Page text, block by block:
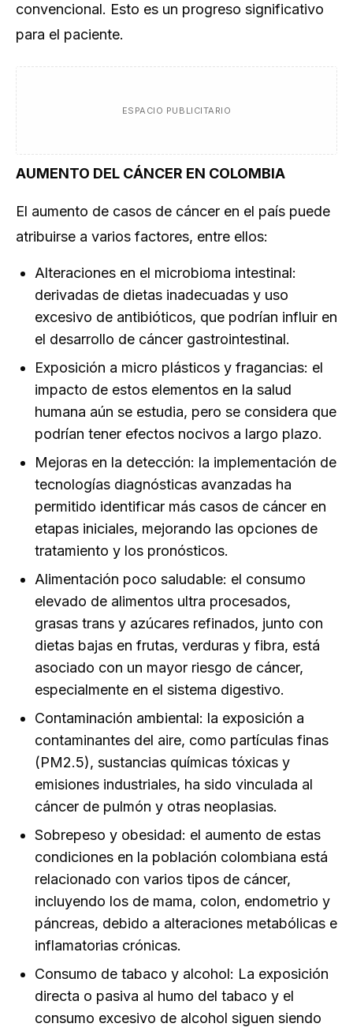
convencional. Esto es un progreso significativo
para el paciente.
ESPACIO PUBLICITARIO
AUMENTO DEL CÁNCER EN COLOMBIA
El aumento de casos de cáncer en el país puede
atribuirse a varios factores, entre ellos:
Alteraciones en el microbioma intestinal:
derivadas de dietas inadecuadas y uso
excesivo de antibióticos, que podrían influir en
el desarrollo de cáncer gastrointestinal.
Exposición a micro plásticos y fragancias: el
impacto de estos elementos en la salud
humana aún se estudia, pero se considera que
podrían tener efectos nocivos a largo plazo.
Mejoras en la detección: la implementación de
tecnologías diagnósticas avanzadas ha
permitido identificar más casos de cáncer en
etapas iniciales, mejorando las opciones de
tratamiento y los pronósticos.
Alimentación poco saludable: el consumo
elevado de alimentos ultra procesados,
grasas trans y azúcares refinados, junto con
dietas bajas en frutas, verduras y fibra, está
asociado con un mayor riesgo de cáncer,
especialmente en el sistema digestivo.
Contaminación ambiental: la exposición a
contaminantes del aire, como partículas finas
(PM2.5), sustancias químicas tóxicas y
emisiones industriales, ha sido vinculada al
cáncer de pulmón y otras neoplasias.
Sobrepeso y obesidad: el aumento de estas
condiciones en la población colombiana está
relacionado con varios tipos de cáncer,
incluyendo los de mama, colon, endometrio y
páncreas, debido a alteraciones metabólicas e
inflamatorias crónicas.
Consumo de tabaco y alcohol: La exposición
directa o pasiva al humo del tabaco y el
consumo excesivo de alcohol siguen siendo